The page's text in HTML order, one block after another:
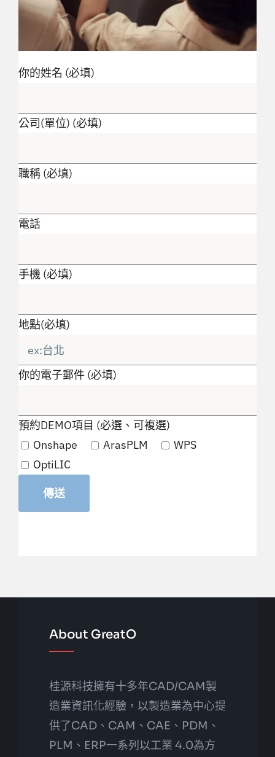
你的姓名 (必填)
公司(單位) (必填)
職稱 (必填)
電話
手機 (必填)
地點(必填)
你的電子郵件 (必填)
預約DEMO項目 (必選、可複選)
Onshape
ArasPLM
WPS
OptiLIC
About GreatO
桂源科技擁有十多年CAD/CAM製
造業資訊化經驗，以製造業為中心提
供了CAD、CAM、CAE、PDM、
PLM、ERP一系列以工業 4.0為方